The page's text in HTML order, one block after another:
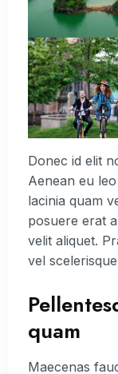
Donec id elit
Aenean eu
lacinia quam
posuere erat
velit aliquet.
vel
quam
Maecenas